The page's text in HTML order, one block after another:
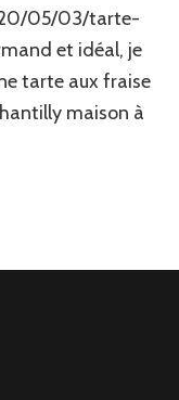
05/03/tarte-
et idéal, je
tarte aux fraise
maison à